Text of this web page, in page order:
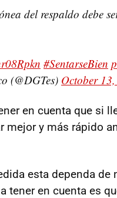
del respaldo debe
#SentarseBien
(@DGTes) October
en cuenta que si
mejor y más rápido
esta dependa
tener en cuenta es